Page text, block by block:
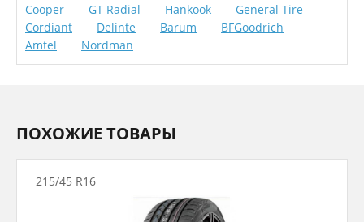
Cooper
GT Radial Hankook
General Tire
Cordiant
Delinte Barum
BFGoodrich
Amtel
Nordman
ПОХОЖИЕ ТОВАРЫ
215/45 R16